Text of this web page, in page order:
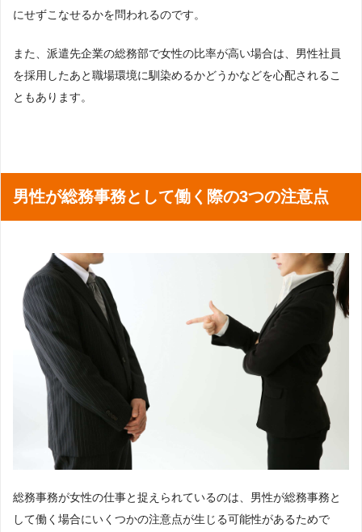
にせずこなせるかを問われるのです。
また、派遣先企業の総務部で女性の比率が高い場合は、男性社員
を採用したあと職場環境に馴染めるかどうかなどを心配されるこ
ともあります。
男性が総務事務として働く際の3つの注意点
総務事務が女性の仕事と捉えられているのは、男性が総務事務と
して働く場合にいくつかの注意点が生じる可能性があるためで